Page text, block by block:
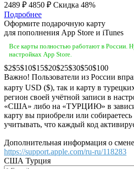
2489 ₽ 4850 ₽ Скидка 48%
Подробнее
Оформите подарочную карту
для пополнения App Store и iTunes
Все карты полностью работают в России.
настройках App Store.
2 5 10 15 20 25 30 50 100
Важно! Пользователи из России
карту USD ($), так и карту в
регион своей учётной записи в
«США» либо на «ТУРЦИЮ» в
карту вы приобрели или
учитывать, что каждый код
Дополнительная информация о
https://support.apple.com/ru-ru/118283
США Турция